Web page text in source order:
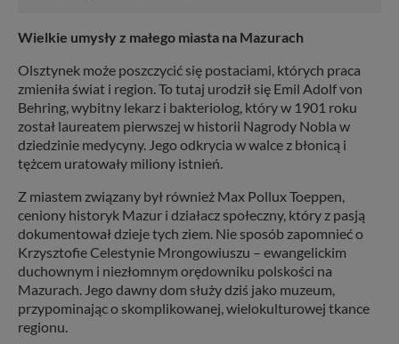
Wielkie umysły z małego miasta na Mazurach
Olsztynek może poszczycić się postaciami, których praca
zmieniła świat i region. To tutaj urodził się Emil Adolf von
Behring, wybitny lekarz i bakteriolog, który w 1901 roku
został laureatem pierwszej w historii Nagrody Nobla w
dziedzinie medycyny. Jego odkrycia w walce z błonicą i
tężcem uratowały miliony istnień.
Z miastem związany był również Max Pollux Toeppen,
ceniony historyk Mazur i działacz społeczny, który z pasją
dokumentował dzieje tych ziem. Nie sposób zapomnieć o
Krzysztofie Celestynie Mrongowiuszu – ewangelickim
duchownym i niezłomnym orędowniku polskości na
Mazurach. Jego dawny dom służy dziś jako muzeum,
przypominając o skomplikowanej, wielokulturowej tkance
regionu.